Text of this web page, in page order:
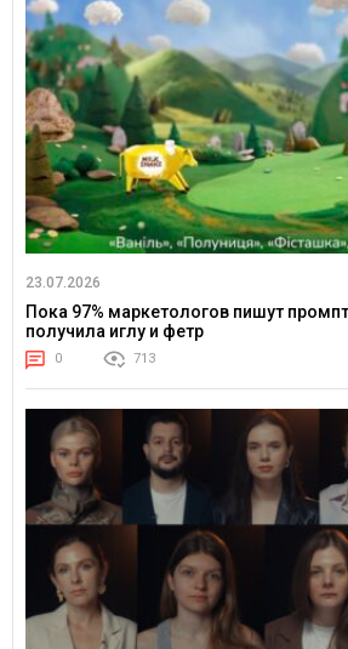
23.07.2026
Пока 97% маркетологов пишут
получила иглу и фетр
0 713